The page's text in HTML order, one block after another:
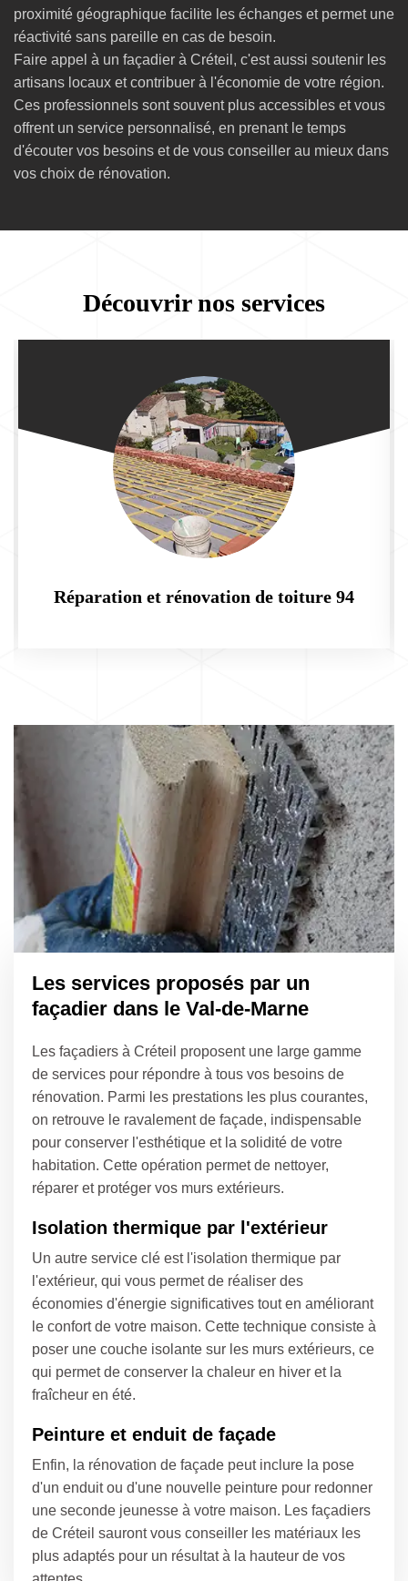
proximité géographique facilite les échanges et permet une
réactivité sans pareille en cas de besoin.
Faire appel à un façadier à Créteil, c'est aussi soutenir les
artisans locaux et contribuer à l'économie de votre région.
Ces professionnels sont souvent plus accessibles et vous
offrent un service personnalisé, en prenant le temps
d'écouter vos besoins et de vous conseiller au mieux dans
vos choix de rénovation.
Découvrir nos services
Réparation et rénovation de toiture 94
Les services proposés par un
façadier dans le Val-de-Marne
Les façadiers à Créteil proposent une large gamme
de services pour répondre à tous vos besoins de
rénovation. Parmi les prestations les plus courantes,
on retrouve le ravalement de façade, indispensable
pour conserver l'esthétique et la solidité de votre
habitation. Cette opération permet de nettoyer,
réparer et protéger vos murs extérieurs.
Isolation thermique par l'extérieur
Un autre service clé est l'isolation thermique par
l'extérieur, qui vous permet de réaliser des
économies d'énergie significatives tout en améliorant
le confort de votre maison. Cette technique consiste à
poser une couche isolante sur les murs extérieurs, ce
qui permet de conserver la chaleur en hiver et la
fraîcheur en été.
Peinture et enduit de façade
Enfin, la rénovation de façade peut inclure la pose
d'un enduit ou d'une nouvelle peinture pour redonner
une seconde jeunesse à votre maison. Les façadiers
de Créteil sauront vous conseiller les matériaux les
plus adaptés pour un résultat à la hauteur de vos